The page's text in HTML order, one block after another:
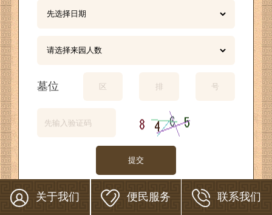
墓位
提交
关于我们 便民服务 联系我们